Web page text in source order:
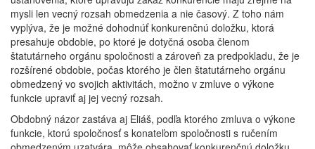
mysli len vecný rozsah obmedzenia a nie časový. Z toho nám
vyplýva, že je možné dohodnúť konkurenčnú doložku, ktorá
presahuje obdobie, po ktoré je dotyčná osoba členom
štatutárneho orgánu spoločnosti a zároveň za predpokladu, že je
rozšírené obdobie, počas ktorého je člen štatutárneho orgánu
obmedzený vo svojich aktivitách, možno v zmluve o výkone
funkcie upraviť aj jej vecný rozsah.
Obdobný názor zastáva aj Eliáš, podľa ktorého zmluva o výkone
funkcie, ktorú spoločnosť s konateľom spoločnosti s ručením